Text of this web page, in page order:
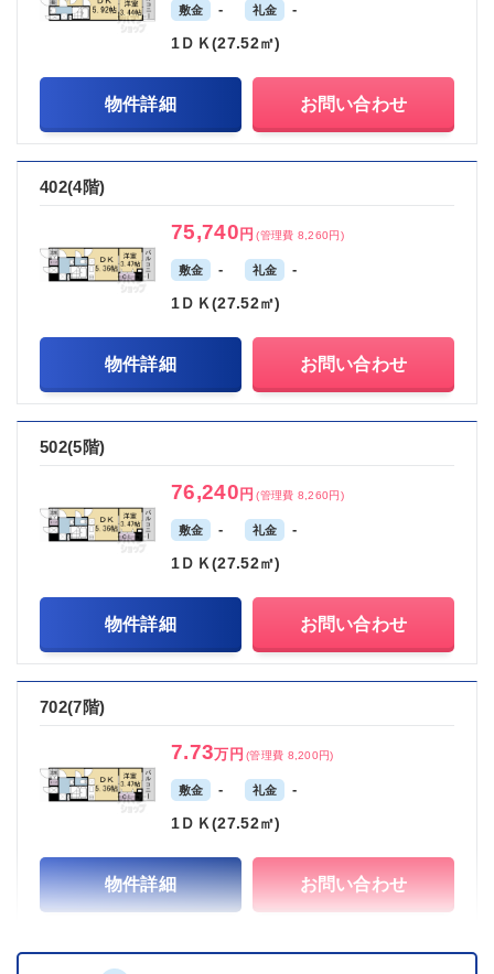
敷金 - 礼金 -
1ＤＫ(27.52㎡)
物件詳細 お問い合わせ
402(4階)
75,740 円 (管理費 8,260円)
敷金 - 礼金 -
1ＤＫ(27.52㎡)
物件詳細 お問い合わせ
502(5階)
76,240 円 (管理費 8,260円)
敷金 - 礼金 -
1ＤＫ(27.52㎡)
物件詳細 お問い合わせ
702(7階)
7.73万円 (管理費 8,200円)
敷金 - 礼金 -
1ＤＫ(27.52㎡)
物件詳細 お問い合わせ